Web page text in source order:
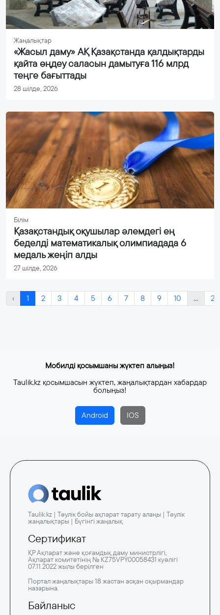
Жаңалықтар
«Жасыл даму» АҚ Қазақстанда қалдықтарды
қайта өңдеу саласын дамытуға 116 млрд
теңге бағыттады
28 шілде, 2026
Білім
Қазақстандық оқушылар әлемдегі ең
беделді математикалық олимпиадада 6
медаль жеңіп алды
27 шілде, 2026
‹ 1 2 3 4 5 6 7 8 9 10 ...
Мобилді қосымшаны жүктеп алыңыз!
Taulik.kz қосымшасын жүктеп, жаңалықтардан хабардар
болыңыз!
Android IOS
Taulik.kz | Тәулік бойы ақпарат тарату алаңы | Тәулік
жаңалықтары | Бүгінгі жаңалық
Сертификат
ҚР Ақпарат және қоғамдық даму министрлігі,
Ақпарат комитетінің № KZ75VPY00058431 куәлігі
07.11.2022 жылы берілген
Портал жаңалықтары 18 жастан асқан оқырмандар
назарына.
Байланыс